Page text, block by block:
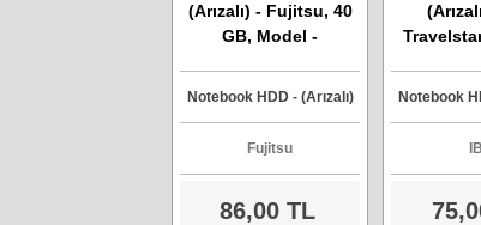
(Arızalı) - Fujitsu, 40
GB, Model -
Notebook HDD - (Arızalı)
Fujitsu
86,00 TL
Notebook